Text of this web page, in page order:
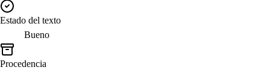
Estado del texto
Bueno
Procedencia